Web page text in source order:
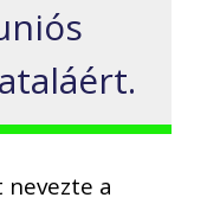
nevezte a